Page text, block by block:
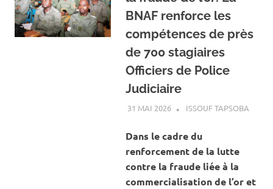
BNAF renforce les
compétences de près
de 700 stagiaires
Officiers de Police
Judiciaire
31 MAI 2026 ISSOUF TAPSOBA
Dans le cadre du
renforcement de la lutte
contre la fraude liée à la
commercialisation de l’or et